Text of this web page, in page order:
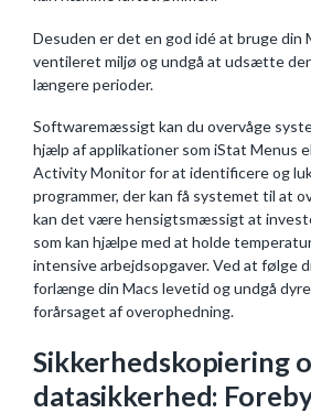
Desuden er det en god idé at bruge din
ventileret miljø og undgå at udsætte
længere perioder.
Softwaremæssigt kan du overvåge
hjælp af applikationer som iStat Menus
Activity Monitor for at identificere og
programmer, der kan få systemet til at
kan det være hensigtsmæssigt at
som kan hjælpe med at holde
intensive arbejdsopgaver. Ved at følge
forlænge din Macs levetid og undgå
forårsaget af overophedning.
Sikkerhedskopiering
datasikkerhed: